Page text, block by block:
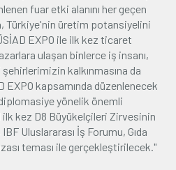
fuar etki alanını her geçen
Türkiye'nin üretim potansiyelini
EXPO ile ilk kez ticaret
ulaşan binlerce iş insanı,
kalkınmasına da
EXPO kapsamında düzenlenecek
yönelik önemli
ilk kez D8 Büyükelçileri Zirvesinin
Uluslararası İş Forumu, Gıda
teması ile gerçekleştirilecek."